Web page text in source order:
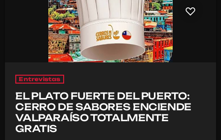
Entrevistas
EL PLATO FUERTE DEL PUERTO:
CERRO DE SABORES ENCIENDE
VALPARAÍSO TOTALMENTE
GRATIS